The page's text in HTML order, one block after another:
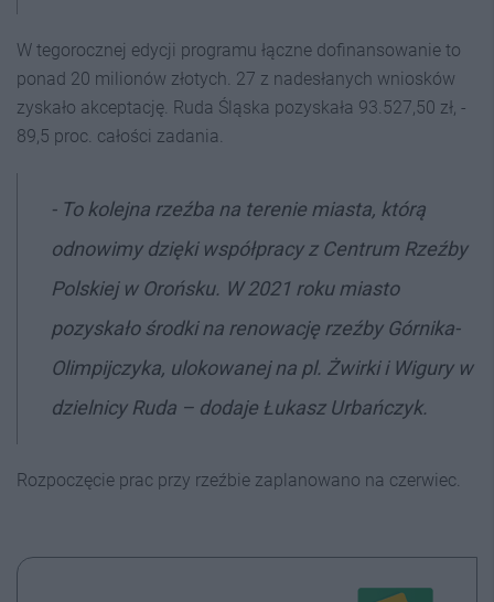
W tegorocznej edycji programu łączne dofinansowanie to
ponad 20 milionów złotych. 27 z nadesłanych wniosków
zyskało akceptację. Ruda Śląska pozyskała 93.527,50 zł, -
89,5 proc. całości zadania.
- To kolejna rzeźba na terenie miasta, którą
odnowimy dzięki współpracy z Centrum Rzeźby
Polskiej w Orońsku. W 2021 roku miasto
pozyskało środki na renowację rzeźby Górnika-
Olimpijczyka, ulokowanej na pl. Żwirki i Wigury w
dzielnicy Ruda – dodaje Łukasz Urbańczyk.
Rozpoczęcie prac przy rzeźbie zaplanowano na czerwiec.